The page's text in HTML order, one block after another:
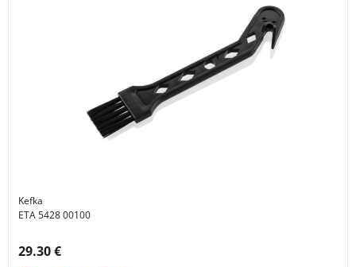
Kefka
ETA 5428 00100
Cena s DPH:
29.30 €